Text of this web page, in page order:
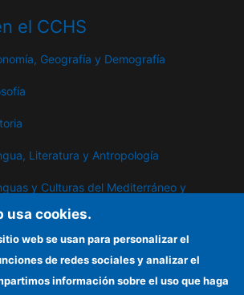
el CCHS
Geografía y Demografía
Literatura y Antropología
y Culturas del Mediterráneo y
y Bienes Públicos
usa cookies.
web se usan para personalizar el
de redes sociales y analizar el
información sobre el uso que haga